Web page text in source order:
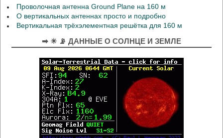
Проволочная антенна Ground Plane на 160 м
О вертикальных антеннах просто и подробно
Вертикальная трёхэлементная решётка для 160 м
➡ ☀ 📡 ДАННЫЕ О СОЛНЦЕ И ЗЕМЛЕ